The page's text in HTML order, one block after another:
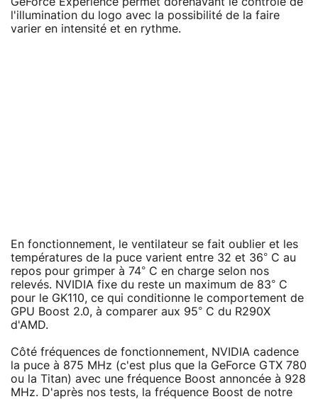
l'illumination du logo avec la possibilité de la faire
varier en intensité et en rythme.
En fonctionnement, le ventilateur se fait oublier et les
températures de la puce varient entre 32 et 36° C au
repos pour grimper à 74° C en charge selon nos
relevés. NVIDIA fixe du reste un maximum de 83° C
pour le GK110, ce qui conditionne le comportement de
GPU Boost 2.0, à comparer aux 95° C du R290X
d'AMD.
Côté fréquences de fonctionnement, NVIDIA cadence
la puce à 875 MHz (c'est plus que la GeForce GTX 780
ou la Titan) avec une fréquence Boost annoncée à 928
MHz. D'après nos tests, la fréquence Boost de notre